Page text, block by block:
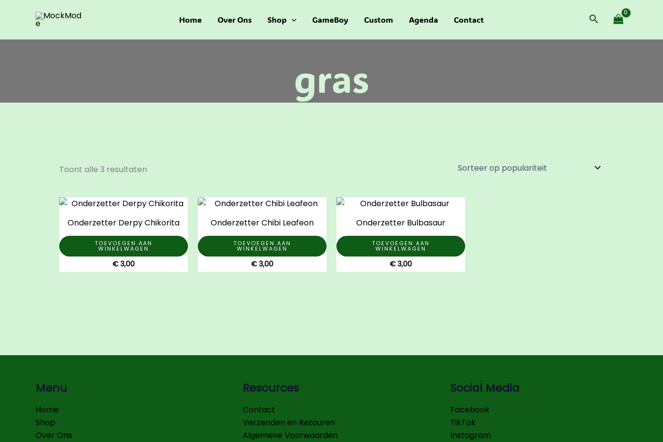
Home Over Ons Shop GameBoy Custom Agenda Contact Zoeken
gras
Toont alle 3 resultaten
populariteit
Onderzetter Derpy Chikorita
TOEVOEGEN AAN
WINKELWAGEN
€ 3,00
Onderzetter Chibi Leafeon
TOEVOEGEN AAN
WINKELWAGEN
€ 3,00
Onderzetter Bulbasaur
TOEVOEGEN AAN
WINKELWAGEN
€ 3,00
Menu
Home
Shop
Over Ons
Resources
Contact
Verzenden en Retouren
Algemene Voorwaarden
Social Media
Facebook
TikTok
Instagram